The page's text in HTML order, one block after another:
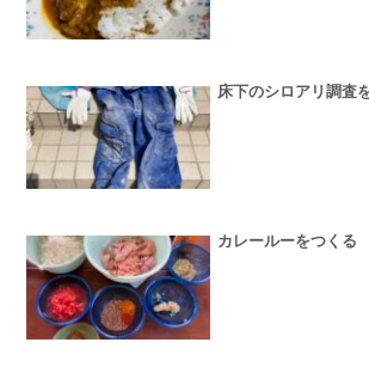
床下のシロアリ調査
カレールーをつくる